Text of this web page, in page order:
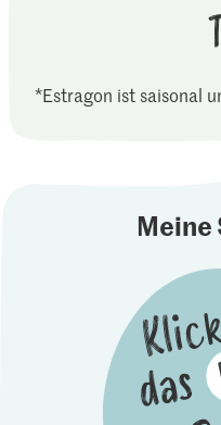
*Estragon ist saisonal
Meine